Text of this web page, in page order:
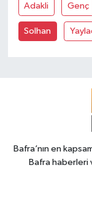
Adakli Genç
Solhan
Bafra’nın en
Bafra haberleri